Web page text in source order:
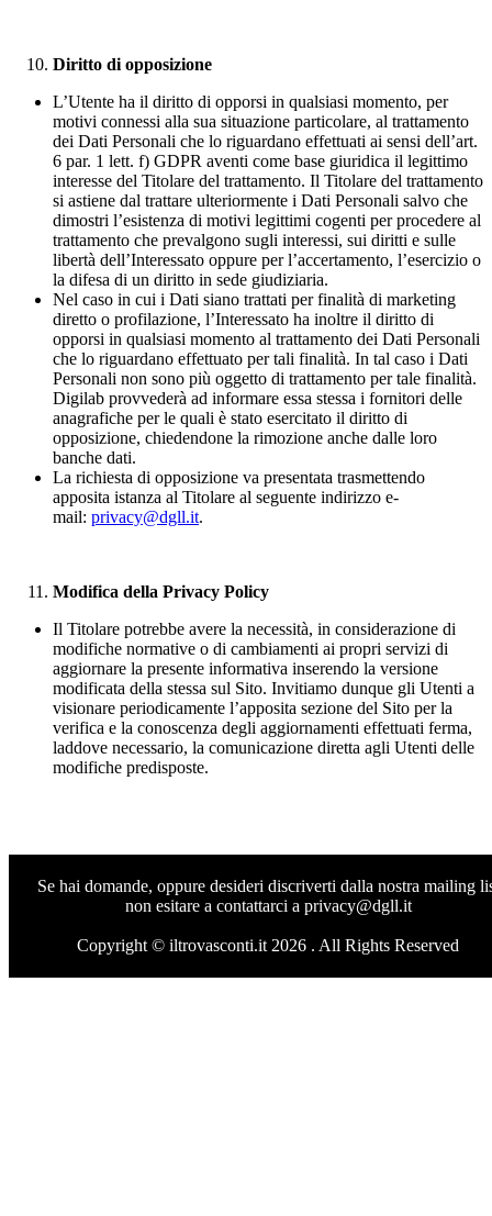
Diritto di opposizione
L’Utente ha il diritto di opporsi in qualsiasi momento, per
motivi connessi alla sua situazione particolare, al trattamento
dei Dati Personali che lo riguardano effettuati ai sensi dell’art.
6 par. 1 lett. f) GDPR aventi come base giuridica il legittimo
interesse del Titolare del trattamento. Il Titolare del trattamento
si astiene dal trattare ulteriormente i Dati Personali salvo che
dimostri l’esistenza di motivi legittimi cogenti per procedere al
trattamento che prevalgono sugli interessi, sui diritti e sulle
libertà dell’Interessato oppure per l’accertamento, l’esercizio o
la difesa di un diritto in sede giudiziaria.
Nel caso in cui i Dati siano trattati per finalità di marketing
diretto o profilazione, l’Interessato ha inoltre il diritto di
opporsi in qualsiasi momento al trattamento dei Dati Personali
che lo riguardano effettuato per tali finalità. In tal caso i Dati
Personali non sono più oggetto di trattamento per tale finalità.
Digilab provvederà ad informare essa stessa i fornitori delle
anagrafiche per le quali è stato esercitato il diritto di
opposizione, chiedendone la rimozione anche dalle loro
banche dati.
La richiesta di opposizione va presentata trasmettendo
apposita istanza al Titolare al seguente indirizzo e-
mail: privacy@dgll.it.
Modifica della Privacy Policy
Il Titolare potrebbe avere la necessità, in considerazione di
modifiche normative o di cambiamenti ai propri servizi di
aggiornare la presente informativa inserendo la versione
modificata della stessa sul Sito. Invitiamo dunque gli Utenti a
visionare periodicamente l’apposita sezione del Sito per la
verifica e la conoscenza degli aggiornamenti effettuati ferma,
laddove necessario, la comunicazione diretta agli Utenti delle
modifiche predisposte.
Se hai domande, oppure desideri discriverti dalla nostra mailing
non esitare a contattarci a privacy@dgll.it
Copyright © iltrovasconti.it 2026 . All Rights Reserved